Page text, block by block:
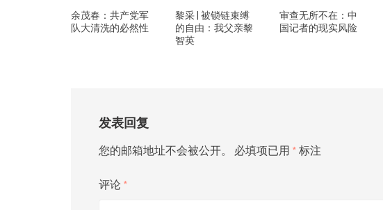
余茂春：共产党军
队大清洗的必然性
黎采 | 被锁链束缚
的自由：我父亲黎
智英
审查无所不在：中
国记者的现实风险
发表回复
您的邮箱地址不会被公开。 必填项已用 * 标注
评论 *